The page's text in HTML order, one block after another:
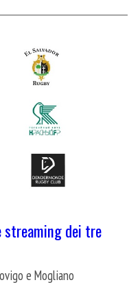
streaming dei tre
e Mogliano